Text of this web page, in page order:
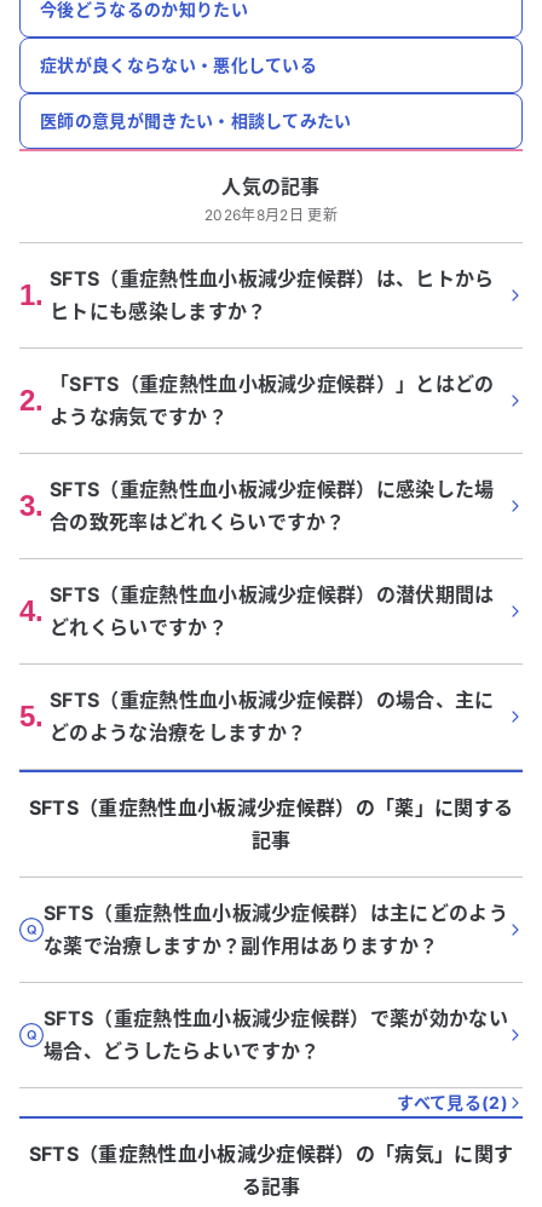
今後どうなるのか知りたい
症状が良くならない・悪化している
医師の意見が聞きたい・相談してみたい
人気の記事
2026年8月2日 更新
1. SFTS（重症熱性血小板減少症候群）は、ヒトから
ヒトにも感染しますか？
2.
「SFTS（重症熱性血小板減少症候群）」とはどの
ような病気ですか？
3. SFTS（重症熱性血小板減少症候群）に感染した場
合の致死率はどれくらいですか？
4. SFTS（重症熱性血小板減少症候群）の潜伏期間は
どれくらいですか？
5. SFTS（重症熱性血小板減少症候群）の場合、主に
どのような治療をしますか？
SFTS（重症熱性血小板減少症候群） の「薬 」に関する
記事
SFTS（重症熱性血小板減少症候群）は主にどのよう
な薬で治療しますか？副作用はありますか？
SFTS（重症熱性血小板減少症候群）で薬が効かない
場合、どうしたらよいですか？
すべて見る(2)
SFTS（重症熱性血小板減少症候群） の「病気」に関す
る記事